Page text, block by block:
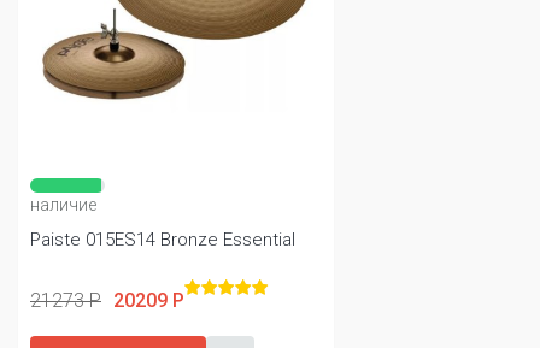
наличие
Paiste 015ES14 Bronze Essential
21273 Р 20209 Р